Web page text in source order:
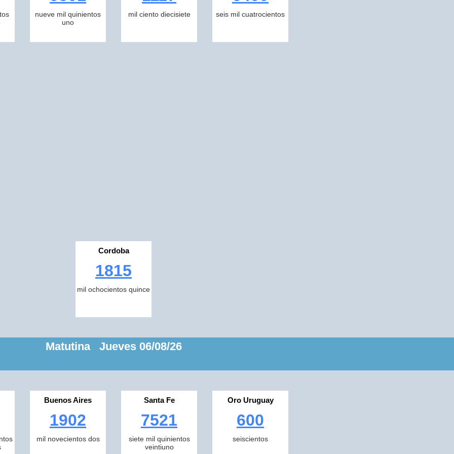
nueve mil quinientos
uno
mil ciento diecisiete seis mil cuatrocientos
Cordoba
1815
mil ochocientos quince
Matutina Jueves 06/08/26
Buenos Aires
1902
mil novecientos dos
Santa Fe
7521
siete mil quinientos
veintiuno
Oro Uruguay
600
seiscientos